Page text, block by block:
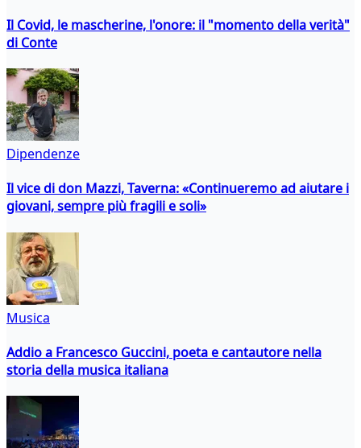
Il Covid, le mascherine, l'onore: il "momento della verità"
di Conte
Dipendenze
Il vice di don Mazzi, Taverna: «Continueremo ad aiutare i
giovani, sempre più fragili e soli»
Musica
Addio a Francesco Guccini, poeta e cantautore nella
storia della musica italiana